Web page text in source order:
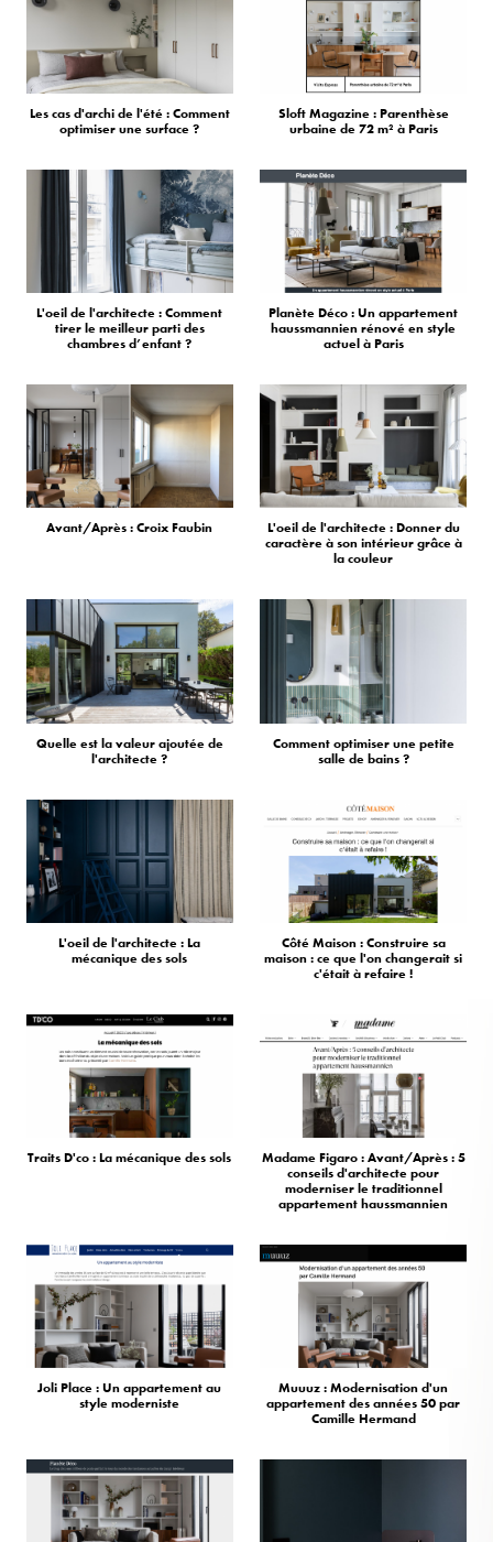
Les cas d'archi de l'été : Comment
optimiser une surface ?
Sloft Magazine : Parenthèse
urbaine de 72 m² à Paris
L'oeil de l'architecte : Comment
tirer le meilleur parti des
chambres d’enfant ?
Planète Déco : Un appartement
haussmannien rénové en style
actuel à Paris
Avant/Après : Croix Faubin
L'oeil de l'architecte : Donner du
caractère à son intérieur grâce à
la couleur
Quelle est la valeur ajoutée de
l'architecte ?
Comment optimiser une petite
salle de bains ?
L'oeil de l'architecte : La
mécanique des sols
Côté Maison : Construire sa
maison : ce que l'on changerait si
c'était à refaire !
Traits D'co : La mécanique des sols
Madame Figaro : Avant/Après : 5
conseils d'architecte pour
moderniser le traditionnel
appartement haussmannien
Joli Place : Un appartement au
style moderniste
Muuuz : Modernisation d'un
appartement des années 50 par
Camille Hermand